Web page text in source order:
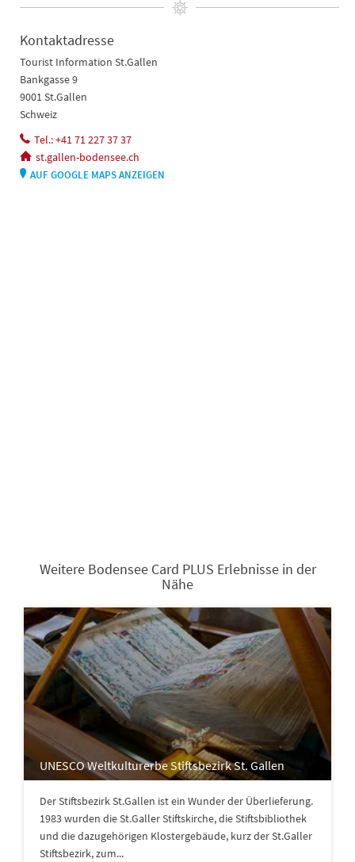
Kontaktadresse
Tourist Information St.Gallen
Bankgasse 9
9001 St.Gallen
Schweiz
Tel.: +41 71 227 37 37
st.gallen-bodensee.ch
AUF GOOGLE MAPS ANZEIGEN
Weitere Bodensee Card PLUS Erlebnisse in der
Nähe
UNESCO Weltkulturerbe Stiftsbezirk St. Gallen
Der Stiftsbezirk St.Gallen ist ein Wunder der Überlieferung.
1983 wurden die St.Galler Stiftskirche, die Stiftsbibliothek
und die dazugehörigen Klostergebäude, kurz der St.Galler
Stiftsbezirk, zum...